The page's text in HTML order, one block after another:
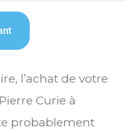
l’achat de votre
Curie à
probablement